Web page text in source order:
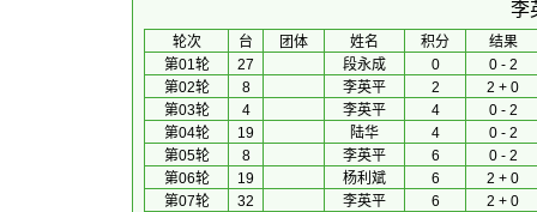
李
轮次 台 团体 姓名 积分
结果
第01轮
27 段永成 0
0 - 2
第02轮
8 李英平 2
2 + 0
第03轮
4 李英平 4
0 - 2
第04轮
19 陆华 4
0 - 2
第05轮
8 李英平 6
0 - 2
第06轮
19 杨利斌 6
2 + 0
第07轮
32 李英平 6
2 + 0